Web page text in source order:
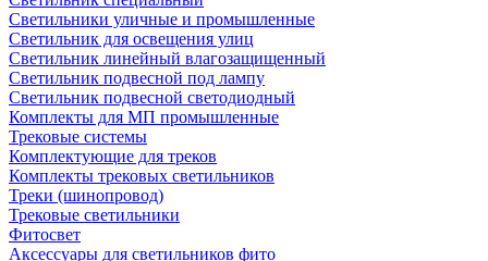
Светильники уличные и промышленные
Светильник для освещения улиц
Светильник линейный влагозащищенный
Светильник подвесной под лампу
Светильник подвесной светодиодный
Комплекты для МП промышленные
Трековые системы
Комплектующие для треков
Комплекты трековых светильников
Треки (шинопровод)
Трековые светильники
Фитосвет
Аксессуары для светильников фито